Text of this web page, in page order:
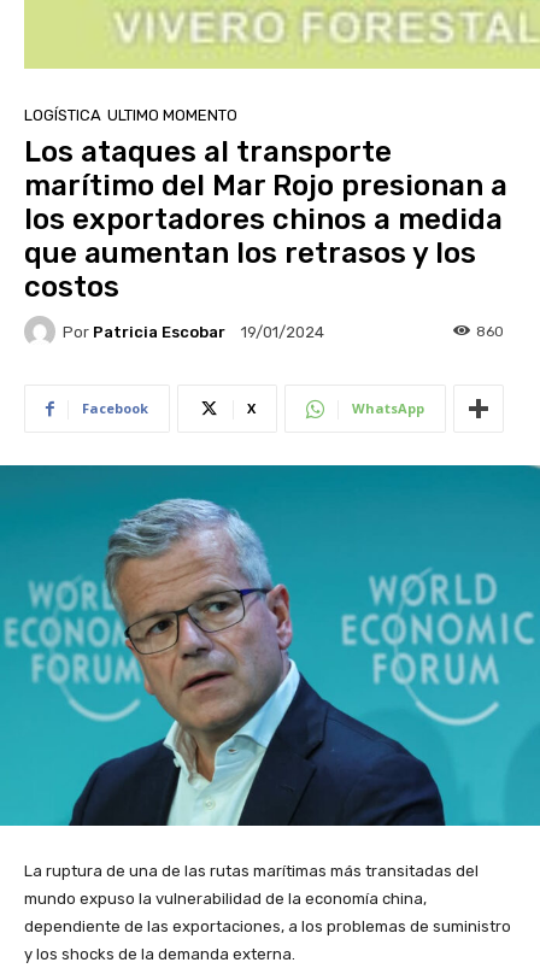
LOGÍSTICA ULTIMO MOMENTO
Los ataques al transporte
marítimo del Mar Rojo presionan a
los exportadores chinos a medida
que aumentan los retrasos y los
costos
Por Patricia Escobar 19/01/2024 860
Facebook X WhatsApp
La ruptura de una de las rutas marítimas más transitadas del
mundo expuso la vulnerabilidad de la economía china,
dependiente de las exportaciones, a los problemas de suministro
y los shocks de la demanda externa.